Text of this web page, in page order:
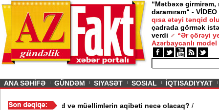
“Mətbəxə girmirəm,
daramıram“ - VİDEO
qısa ətəyi tənqid
çadrada görmək
verdi
“Ər çörəyi
Azərbaycanlı model
ANA SƏHİFƏ GÜNDƏM SIYASƏT SOSIAL İQTISADIYYAT
məktəb bağlandı - Şagird və müəllimlərin aqibəti necə olacaq?